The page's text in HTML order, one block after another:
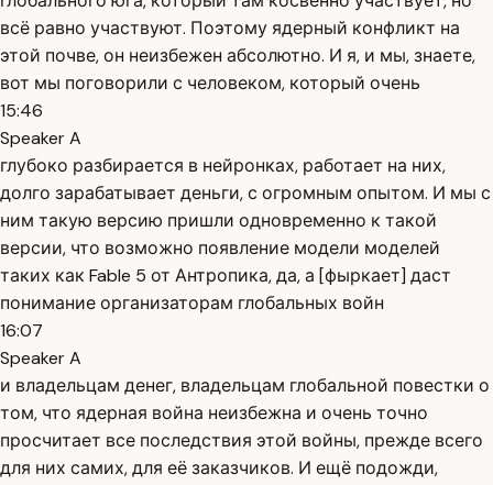
всё равно участвуют. Поэтому ядерный конфликт на
этой почве, он неизбежен абсолютно. И я, и мы, знаете,
вот мы поговорили с человеком, который очень
15:46
Speaker A
глубоко разбирается в нейронках, работает на них,
долго зарабатывает деньги, с огромным опытом. И мы с
ним такую версию пришли одновременно к такой
версии, что возможно появление модели моделей
таких как Fable 5 от Антропика, да, а [фыркает] даст
понимание организаторам глобальных войн
16:07
Speaker A
и владельцам денег, владельцам глобальной повестки о
том, что ядерная война неизбежна и очень точно
просчитает все последствия этой войны, прежде всего
для них самих, для её заказчиков. И ещё подожди,